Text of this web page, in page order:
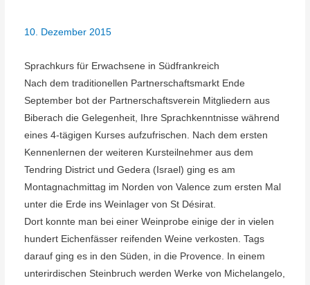
10. Dezember 2015
Sprachkurs für Erwachsene in Südfrankreich
Nach dem traditionellen Partnerschaftsmarkt Ende
September bot der Partnerschaftsverein Mitgliedern aus
Biberach die Gelegenheit, Ihre Sprachkenntnisse während
eines 4-tägigen Kurses aufzufrischen. Nach dem ersten
Kennenlernen der weiteren Kursteilnehmer aus dem
Tendring District und Gedera (Israel) ging es am
Montagnachmittag im Norden von Valence zum ersten Mal
unter die Erde ins Weinlager von St Désirat.
Dort konnte man bei einer Weinprobe einige der in vielen
hundert Eichenfässer reifenden Weine verkosten. Tags
darauf ging es in den Süden, in die Provence. In einem
unterirdischen Steinbruch werden Werke von Michelangelo,